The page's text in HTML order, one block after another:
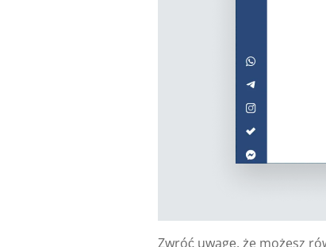
Zwróć uwagę, że możesz